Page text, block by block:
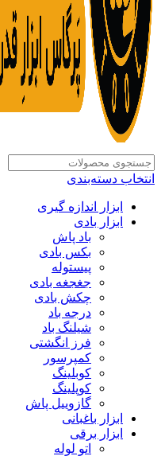
انتخاب دسته‌بندی
ابزار اندازه گیری
ابزار بادی
باد پاش
بکس بادی
پیستوله
جغجغه بادی
چکش بادی
درجه باد
شیلنگ باد
فرز انگشتی
کمپرسور
کوبلینگ
کوپلینگ
گازوییل پاش
ابزار باغبانی
ابزار برقی
اتو لوله